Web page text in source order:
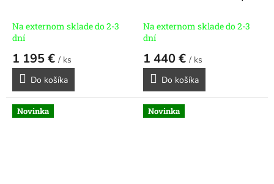
Na externom sklade do 2-3
dní
1 195 € / ks
Do košíka
Na externom sklade do 2-3
dní
1 440 € / ks
Do košíka
Novinka Novinka